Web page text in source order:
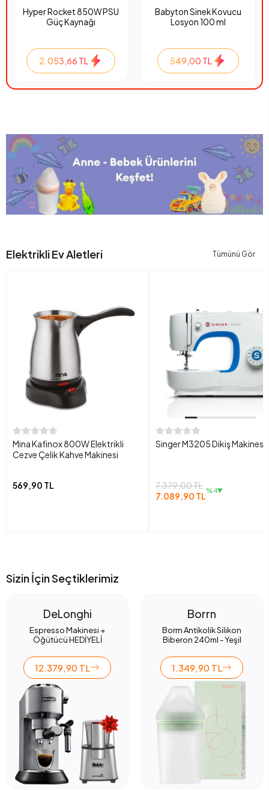
Hyper Rocket 850W PSU
Güç Kaynağı
2.053,66 TL
Babyton Sinek Kovucu
Losyon 100 ml
549,00 TL
Elektrikli Ev Aletleri Tümünü Gör
Mina Kafinox 800W Elektrikli
Cezve Çelik Kahve Makinesi
569,90 TL
Singer M3205 Dikiş Makinesi
7.379,00 TL
7.089,90 TL %4
Sizin İçin Seçtiklerimiz
DeLonghi
Espresso Makinesi +
Öğütücü HEDİYELİ
12.379,90 TL
Borrn
Borrn Antikolik Silikon
Biberon 240ml - Yeşil
1.349,90 TL